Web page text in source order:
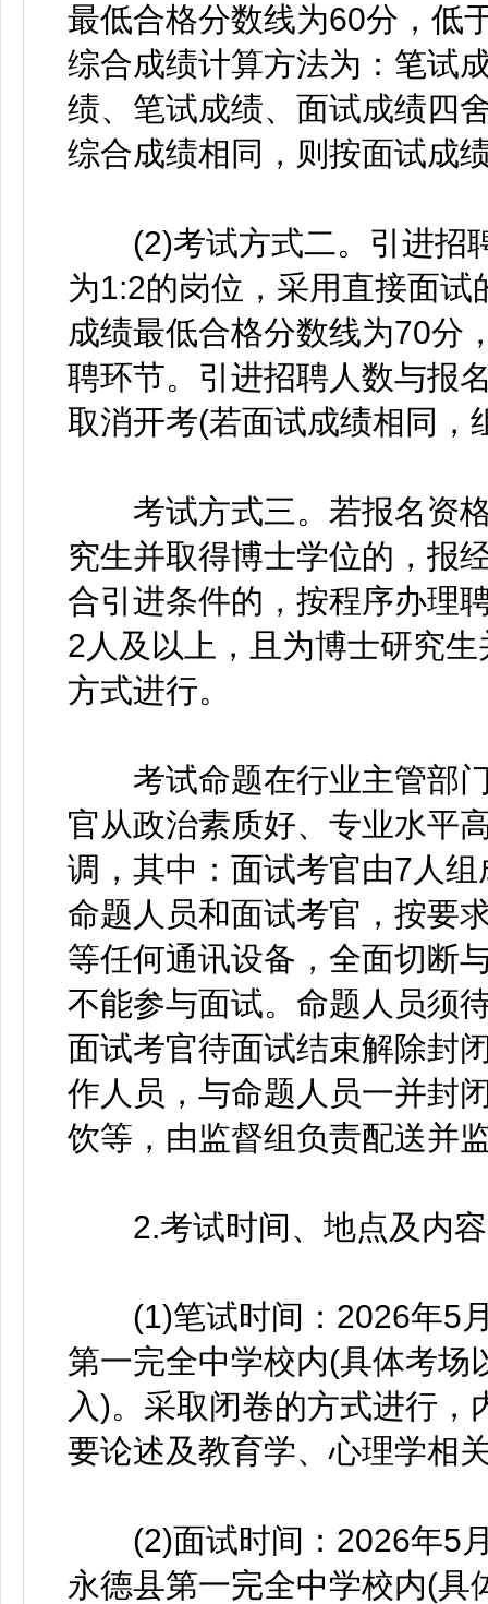
最低合格分数线为60分，低
综合成绩计算方法为：笔试
绩、笔试成绩、面试成绩四
综合成绩相同，则按面试成
(2)考试方式二。引进招
为1:2的岗位，采用直接面
成绩最低合格分数线为70分
聘环节。引进招聘人数与报
取消开考(若面试成绩相同，
考试方式三。若报名资格
究生并取得博士学位的，报
合引进条件的，按程序办理
2人及以上，且为博士研究
方式进行。
考试命题在行业主管部门
官从政治素质好、专业水平
调，其中：面试考官由7人
命题人员和面试考官，按要
等任何通讯设备，全面切断
不能参与面试。命题人员须
面试考官待面试结束解除封
作人员，与命题人员一并封
饮等，由监督组负责配送并
2.考试时间、地点及内容
(1)笔试时间：2026年5
第一完全中学校内(具体考场
入)。采取闭卷的方式进行
要论述及教育学、心理学相
(2)面试时间：2026年5月
永德县第一完全中学校内(具